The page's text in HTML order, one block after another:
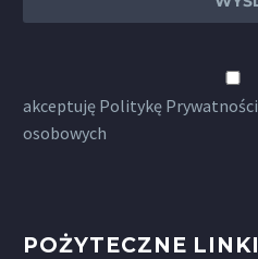
akceptuję Politykę Prywatności
osobowych
POŻYTECZNE LINKI